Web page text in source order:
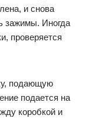
и снова
зажимы. Иногда
проверяется
подающую
подается на
коробкой и